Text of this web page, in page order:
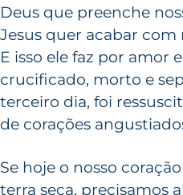
Deus que preenche
Jesus quer acabar com
E isso ele faz por amor
crucificado, morto e
terceiro dia, foi
de corações
Se hoje o nosso
terra seca, precisamos